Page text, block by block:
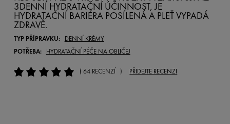
3DENNÍ HYDRATAČNÍ ÚČINNOST, JE
HYDRATAČNÍ BARIÉRA POSÍLENÁ A PLEŤ VYPADÁ
ZDRAVĚ.
TYP PŘÍPRAVKU:
DENNÍ KRÉMY
POTŘEBA:
HYDRATAČNÍ PÉČE NA OBLIČEJ
( 64 RECENZÍ ) PŘIDEJTE RECENZI